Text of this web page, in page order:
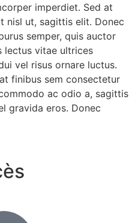
imperdiet. Sed at
nisl ut, sagittis elit. Donec
semper, quis auctor
lectus vitae ultrices
vel risus ornare luctus.
finibus sem consectetur
ac odio a, sagittis
gravida eros. Donec